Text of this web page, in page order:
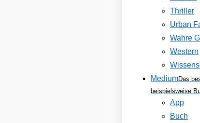
Thriller
Urban
Wahre
Western
MediumDas
beispielsweise
App
Buch